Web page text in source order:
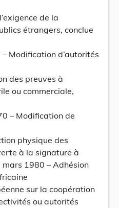
de la
étrangers, conclue
Modification d’autorités
des preuves à
ou commerciale,
– Modification de
physique des
à la signature à
mars 1980 – Adhésion
sur la coopération
ou autorités